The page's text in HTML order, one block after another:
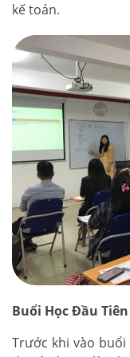
kế toán.
Buổi Học Đầu
Trước khi vào